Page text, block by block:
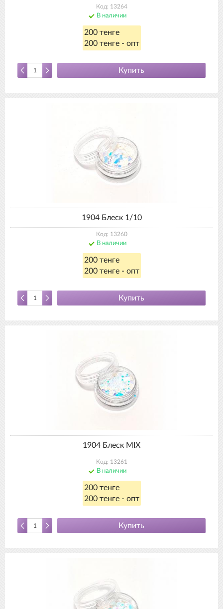
Код: 13264
В наличии
200 тенге
200 тенге - опт
Купить
1904 Блеск 1/10
Код: 13260
В наличии
200 тенге
200 тенге - опт
Купить
1904 Блеск MIX
Код: 13261
В наличии
200 тенге
200 тенге - опт
Купить